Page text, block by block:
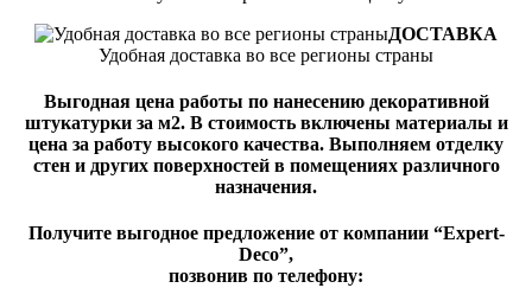
ДОСТАВКА
Удобная доставка во все регионы страны
Выгодная цена работы по нанесению декоративной
штукатурки за м2. В стоимость включены материалы и
цена за работу высокого качества. Выполняем отделку
стен и других поверхностей в помещениях различного
назначения.
Получите выгодное предложение от компании “Expert-
Deco”,
позвонив по телефону: